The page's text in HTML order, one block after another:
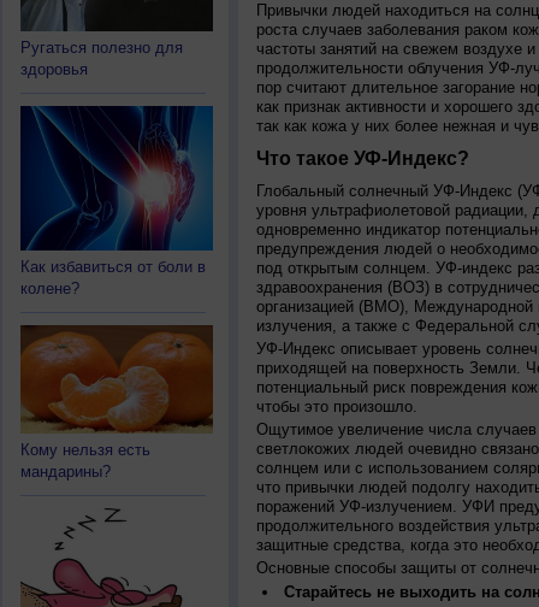
Ругаться полезно для
здоровья
Как избавиться от боли в
колене?
Кому нельзя есть
мандарины?
Привычки людей находиться на
роста случаев заболевания раком
частоты занятий на свежем воздухе
продолжительности облучения УФ-
пор считают длительное загорание
как признак активности и хорошего
так как кожа у них более нежная и
Что такое УФ-Индекс?
Глобальный солнечный УФ-Индекс
уровня ультрафиолетовой
одновременно индикатор
предупреждения людей о
под открытым солнцем. УФ-индекс
здравоохранения (ВОЗ) в
организацией (ВМО), Международной
излучения, а также с Федеральной
УФ-Индекс описывает уровень
приходящей на поверхность Земли.
потенциальный риск повреждения
чтобы это произошло.
Ощутимое увеличение числа
светлокожих людей очевидно
солнцем или с использованием
что привычки людей подолгу
поражений УФ-излучением. УФИ
продолжительного воздействия
защитные средства, когда это
Основные способы защиты от
Старайтесь не выходить на